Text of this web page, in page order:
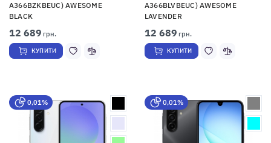
A366BZKBEUC) AWESOME
BLACK
12 689 грн.
КУПИТИ
A366BLVBEUC) AWESOME
LAVENDER
12 689 грн.
КУПИТИ
0,01% 0,01%